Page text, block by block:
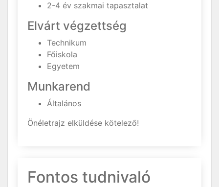
2-4 év szakmai tapasztalat
Elvárt végzettség
Technikum
Főiskola
Egyetem
Munkarend
Általános
Önéletrajz elküldése kötelező!
Fontos tudnivaló